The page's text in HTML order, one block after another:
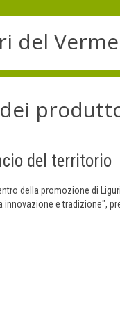
del
del territorio
della promozione di
innovazione e tradizione",